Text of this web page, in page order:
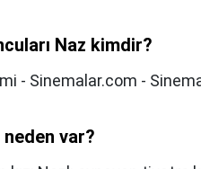
Naz kimdir?
- Sinemalar.com -
var?